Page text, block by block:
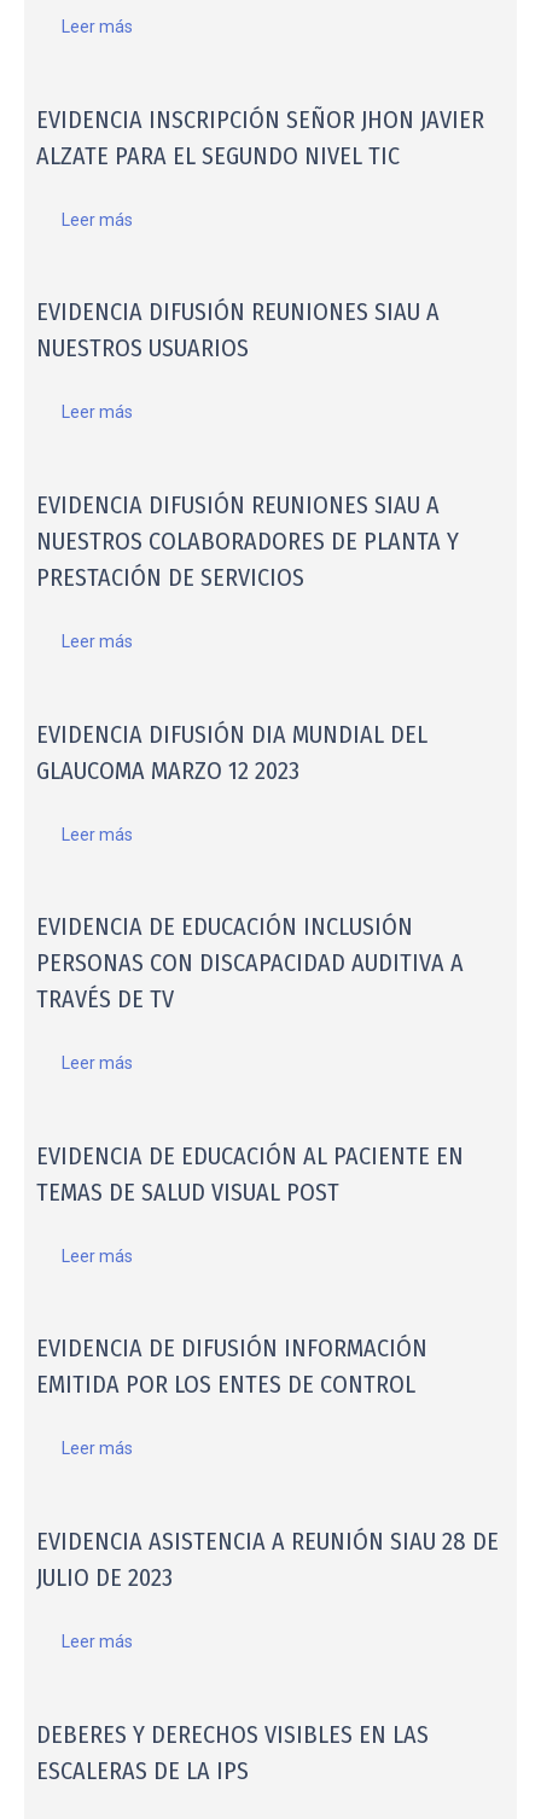
Leer más
EVIDENCIA INSCRIPCIÓN SEÑOR JHON JAVIER
ALZATE PARA EL SEGUNDO NIVEL TIC
Leer más
EVIDENCIA DIFUSIÓN REUNIONES SIAU A
NUESTROS USUARIOS
Leer más
EVIDENCIA DIFUSIÓN REUNIONES SIAU A
NUESTROS COLABORADORES DE PLANTA Y
PRESTACIÓN DE SERVICIOS
Leer más
EVIDENCIA DIFUSIÓN DIA MUNDIAL DEL
GLAUCOMA MARZO 12 2023
Leer más
EVIDENCIA DE EDUCACIÓN INCLUSIÓN
PERSONAS CON DISCAPACIDAD AUDITIVA A
TRAVÉS DE TV
Leer más
EVIDENCIA DE EDUCACIÓN AL PACIENTE EN
TEMAS DE SALUD VISUAL POST
Leer más
EVIDENCIA DE DIFUSIÓN INFORMACIÓN
EMITIDA POR LOS ENTES DE CONTROL
Leer más
EVIDENCIA ASISTENCIA A REUNIÓN SIAU 28 DE
JULIO DE 2023
Leer más
DEBERES Y DERECHOS VISIBLES EN LAS
ESCALERAS DE LA IPS